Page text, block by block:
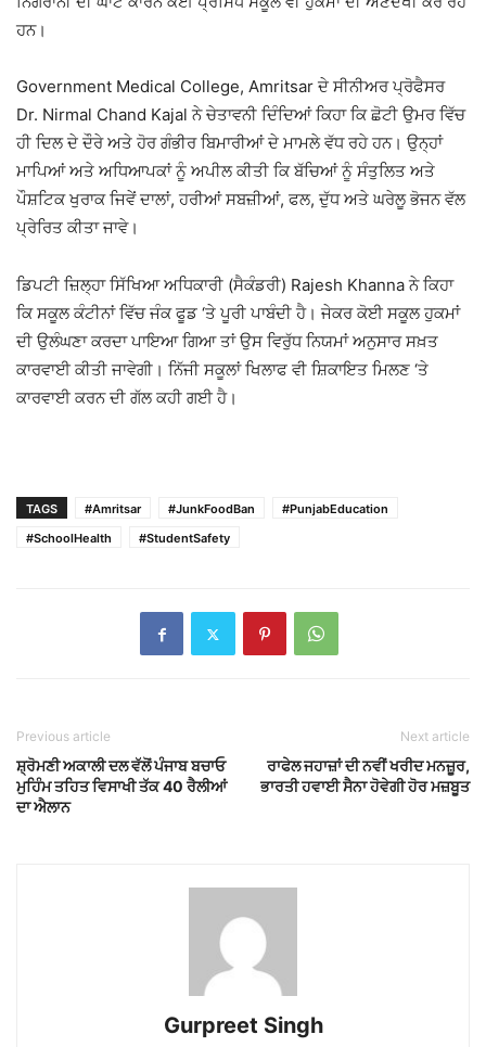
ਹਨ।
Government Medical College, Amritsar ਦੇ ਸੀਨੀਅਰ ਪ੍ਰੋਫੈਸਰ
Dr. Nirmal Chand Kajal ਨੇ ਚੇਤਾਵਨੀ ਦਿੰਦਿਆਂ ਕਿਹਾ ਕਿ ਛੋਟੀ ਉਮਰ ਵਿੱਚ
ਹੀ ਦਿਲ ਦੇ ਦੌਰੇ ਅਤੇ ਹੋਰ ਗੰਭੀਰ ਬਿਮਾਰੀਆਂ ਦੇ ਮਾਮਲੇ ਵੱਧ ਰਹੇ ਹਨ। ਉਨ੍ਹਾਂ
ਮਾਪਿਆਂ ਅਤੇ ਅਧਿਆਪਕਾਂ ਨੂੰ ਅਪੀਲ ਕੀਤੀ ਕਿ ਬੱਚਿਆਂ ਨੂੰ ਸੰਤੁਲਿਤ ਅਤੇ
ਪੌਸ਼ਟਿਕ ਖੁਰਾਕ ਜਿਵੇਂ ਦਾਲਾਂ, ਹਰੀਆਂ ਸਬਜ਼ੀਆਂ, ਫਲ, ਦੁੱਧ ਅਤੇ ਘਰੇਲੂ ਭੋਜਨ ਵੱਲ
ਪ੍ਰੇਰਿਤ ਕੀਤਾ ਜਾਵੇ।
ਡਿਪਟੀ ਜ਼ਿਲ੍ਹਾ ਸਿੱਖਿਆ ਅਧਿਕਾਰੀ (ਸੈਕੰਡਰੀ) Rajesh Khannaਨੇ ਕਿਹਾ
ਕਿ ਸਕੂਲ ਕੰਟੀਨਾਂ ਵਿੱਚ ਜੰਕ ਫੂਡ ‘ਤੇ ਪੂਰੀ ਪਾਬੰਦੀ ਹੈ। ਜੇਕਰ ਕੋਈ ਸਕੂਲ ਹੁਕਮਾਂ
ਦੀ ਉਲੰਘਣਾ ਕਰਦਾ ਪਾਇਆ ਗਿਆ ਤਾਂ ਉਸ ਵਿਰੁੱਧ ਨਿਯਮਾਂ ਅਨੁਸਾਰ ਸਖ਼ਤ
ਕਾਰਵਾਈ ਕੀਤੀ ਜਾਵੇਗੀ। ਨਿੱਜੀ ਸਕੂਲਾਂ ਖਿਲਾਫ ਵੀ ਸ਼ਿਕਾਇਤ ਮਿਲਣ ‘ਤੇ
ਕਾਰਵਾਈ ਕਰਨ ਦੀ ਗੱਲ ਕਹੀ ਗਈ ਹੈ।
TAGS #Amritsar #JunkFoodBan
#PunjabEducation
#SchoolHealth
#StudentSafety
Previous article
ਸ਼੍ਰੋਮਣੀ ਅਕਾਲੀ ਦਲ ਵੱਲੋਂ ਪੰਜਾਬ ਬਚਾਓ
ਮੁਹਿੰਮ ਤਹਿਤ ਵਿਸਾਖੀ ਤੱਕ 40 ਰੈਲੀਆਂ
ਦਾ ਐਲਾਨ
Next article
ਰਾਫੇਲ ਜਹਾਜ਼ਾਂ ਦੀ ਨਵੀਂ ਖਰੀਦ ਮਨਜ਼ੂਰ,
ਭਾਰਤੀ ਹਵਾਈ ਸੈਨਾ ਹੋਵੇਗੀ ਹੋਰ ਮਜ਼ਬੂਤ
Gurpreet Singh